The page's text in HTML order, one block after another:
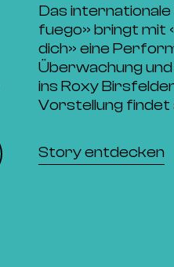
Das
fuego» bringt mit
dich» eine
Überwachung
ins Roxy
Vorstellung findet
Story entdecken